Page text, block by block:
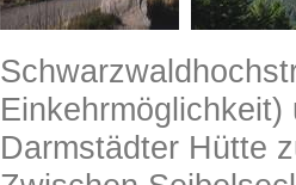
Darmstädter Hütte